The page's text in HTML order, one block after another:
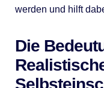
werden und hilft
Die